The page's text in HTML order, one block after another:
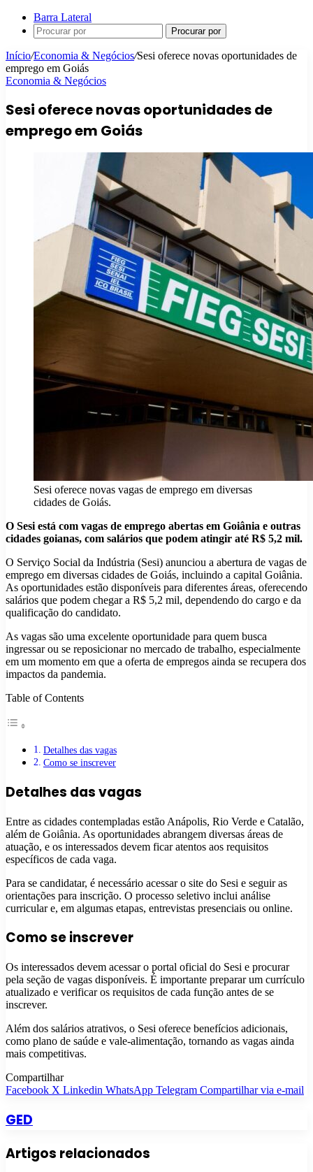
Barra Lateral
Procurar por
Início/Economia & Negócios/Sesi oferece novas oportunidades de
emprego em Goiás
Economia & Negócios
Sesi oferece novas oportunidades de
emprego em Goiás
Sesi oferece novas vagas de emprego em diversas
cidades de Goiás.
O Sesi está com vagas de emprego abertas em Goiânia e outras
cidades goianas, com salários que podem atingir até R$ 5,2 mil.
O Serviço Social da Indústria (Sesi) anunciou a abertura de vagas de
emprego em diversas cidades de Goiás, incluindo a capital Goiânia.
As oportunidades estão disponíveis para diferentes áreas, oferecendo
salários que podem chegar a R$ 5,2 mil, dependendo do cargo e da
qualificação do candidato.
As vagas são uma excelente oportunidade para quem busca
ingressar ou se reposicionar no mercado de trabalho, especialmente
em um momento em que a oferta de empregos ainda se recupera dos
impactos da pandemia.
Table of Contents
Detalhes das vagas
Como se inscrever
Detalhes das vagas
Entre as cidades contempladas estão Anápolis, Rio Verde e Catalão,
além de Goiânia. As oportunidades abrangem diversas áreas de
atuação, e os interessados devem ficar atentos aos requisitos
específicos de cada vaga.
Para se candidatar, é necessário acessar o site do Sesi e seguir as
orientações para inscrição. O processo seletivo inclui análise
curricular e, em algumas etapas, entrevistas presenciais ou online.
Como se inscrever
Os interessados devem acessar o portal oficial do Sesi e procurar
pela seção de vagas disponíveis. É importante preparar um currículo
atualizado e verificar os requisitos de cada função antes de se
inscrever.
Além dos salários atrativos, o Sesi oferece benefícios adicionais,
como plano de saúde e vale-alimentação, tornando as vagas ainda
mais competitivas.
Compartilhar
Facebook X Linkedin WhatsApp Telegram Compartilhar via e-mail
GED
Artigos relacionados